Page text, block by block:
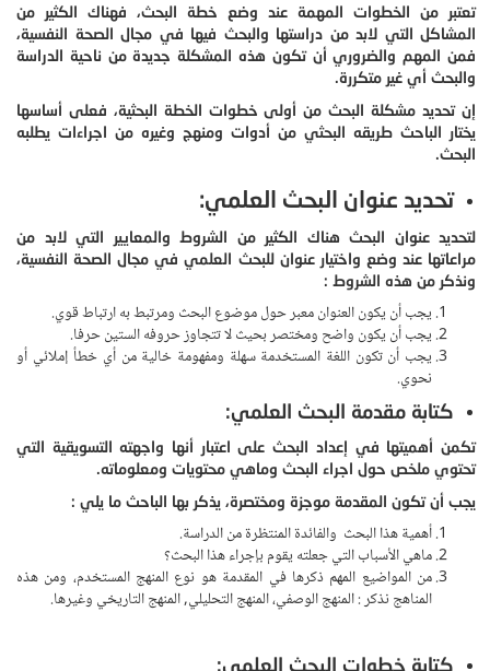
تعتبر من الخطوات المهمة عند وضع خطة البحث، فهناك الكثير من
المشاكل التي لابد من دراستها والبحث فيها في مجال الصحة النفسية،
فمن المهم والضروري أن تكون هذه المشكلة جديدة من ناحية الدراسة
والبحث أي غير متكررة.
إن تحديد مشكلة البحث من أولى خطوات الخطة البحثية، فعلى أساسها
يختار الباحث طريقه البحثي من أدوات ومنهج وغيره من اجراءات يطلبه
البحث.
تحديد عنوان البحث العلمي:
لتحديد عنوان البحث هناك الكثير من الشروط والمعايير التي لابد من
مراعاتها عند وضع واختيار عنوان للبحث العلمي في مجال الصحة النفسية،
ونذكر من هذه الشروط :
يجب أن يكون العنوان معبر حول موضوع البحث ومرتبط به ارتباط قوي.
يجب أن يكون واضح ومختصر بحيث لا تتجاوز حروفه الستين حرفا.
يجب أن تكون اللغة المستخدمة سهلة ومفهومة خالية من أي خطأ إملائي أو
نحوي.
كتابة مقدمة البحث العلمي:
تكمن أهميتها في إعداد البحث على اعتبار أنها واجهته التسويقية التي
تحتوي ملخص حول اجراء البحث وماهي محتويات ومعلوماته.
يجب أن تكون المقدمة موجزة ومختصرة، يذكر بها الباحث ما يلي :
أهمية هذا البحث والفائدة المنتظرة من الدراسة.
ماهي الأسباب التي جعلته يقوم بإجراء هذا البحث؟
من المواضيع المهم ذكرها في المقدمة هو نوع المنهج المستخدم، ومن هذه
المناهج نذكر : المنهج الوصفي، المنهج التحليلي, المنهج التاريخي وغيرها.
كتابة خطوات البحث العلمي: